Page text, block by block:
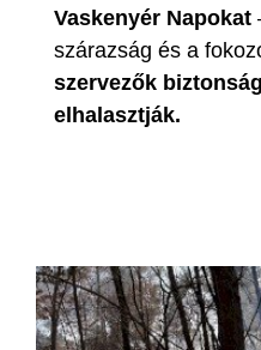
Vaskenyér Napokat
szárazság és a
szervezők
elhalasztják.